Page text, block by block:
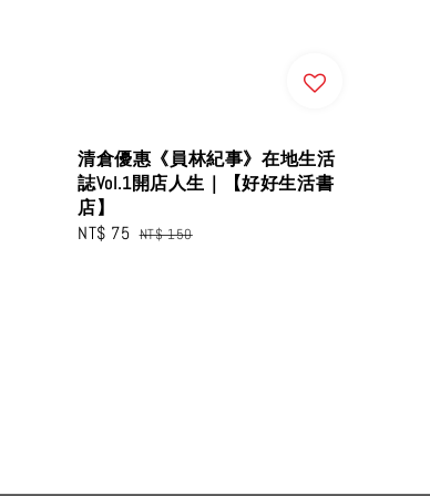
清倉優惠《員林紀事》在地生活
誌Vol.1開店人生｜【好好生活書
店】
Sale
NT$ 75 Regular
NT$ 150